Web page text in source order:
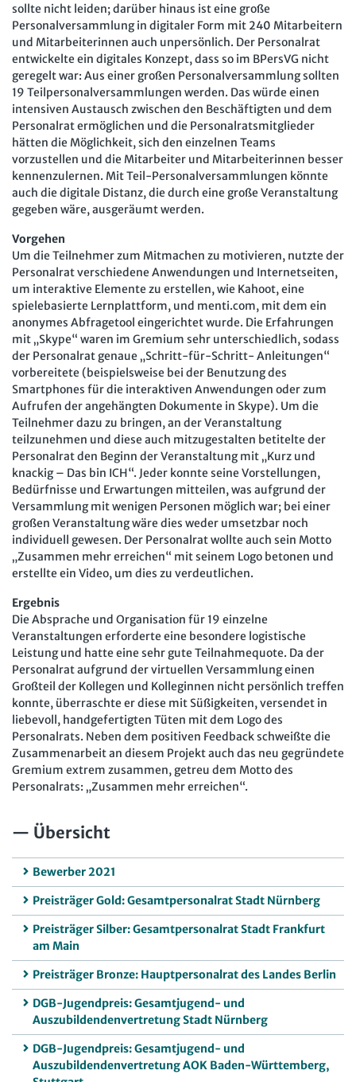
Mitbestimmung
Arbeit und Recht
Soziales Recht
Digitales Arbeits- und Sozialrecht
Soziale Sicherheit
JAV-Praxis online
Presse Interne Meldestelle Verträge kündigen
Hilfe
Datenschutz
AGB Impressum
Kontakt
Erklärung zur Barrierefreiheit
Widerruf
Widerrufsrecht
Verlag
Karriere Buchhandel
sollte nicht leiden; darüber hinaus ist eine große
Personalversammlung in digitaler Form mit 240 Mitarbeitern
und Mitarbeiterinnen auch unpersönlich. Der Personalrat
entwickelte ein digitales Konzept, dass so im BPersVG nicht
geregelt war: Aus einer großen Personalversammlung sollten
19 Teilpersonalversammlungen werden. Das würde einen
intensiven Austausch zwischen den Beschäftigten und dem
Personalrat ermöglichen und die Personalratsmitglieder
hätten die Möglichkeit, sich den einzelnen Teams
vorzustellen und die Mitarbeiter und Mitarbeiterinnen besser
kennenzulernen. Mit Teil-Personalversammlungen könnte
auch die digitale Distanz, die durch eine große Veranstaltung
gegeben wäre, ausgeräumt werden.
Vorgehen
Um die Teilnehmer zum Mitmachen zu motivieren, nutzte der
Personalrat verschiedene Anwendungen und Internetseiten,
um interaktive Elemente zu erstellen, wie Kahoot, eine
spielebasierte Lernplattform, und menti.com, mit dem ein
anonymes Abfragetool eingerichtet wurde. Die Erfahrungen
mit „Skype“ waren im Gremium sehr unterschiedlich, sodass
der Personalrat genaue „Schritt-für-Schritt- Anleitungen“
vorbereitete (beispielsweise bei der Benutzung des
Smartphones für die interaktiven Anwendungen oder zum
Aufrufen der angehängten Dokumente in Skype). Um die
Teilnehmer dazu zu bringen, an der Veranstaltung
teilzunehmen und diese auch mitzugestalten betitelte der
Personalrat den Beginn der Veranstaltung mit „Kurz und
knackig – Das bin ICH“. Jeder konnte seine Vorstellungen,
Bedürfnisse und Erwartungen mitteilen, was aufgrund der
Versammlung mit wenigen Personen möglich war; bei einer
großen Veranstaltung wäre dies weder umsetzbar noch
individuell gewesen. Der Personalrat wollte auch sein Motto
„Zusammen mehr erreichen“ mit seinem Logo betonen und
erstellte ein Video, um dies zu verdeutlichen.
Ergebnis
Die Absprache und Organisation für 19 einzelne
Veranstaltungen erforderte eine besondere logistische
Leistung und hatte eine sehr gute Teilnahmequote. Da der
Personalrat aufgrund der virtuellen Versammlung einen
Großteil der Kollegen und Kolleginnen nicht persönlich treffen
konnte, überraschte er diese mit Süßigkeiten, versendet in
liebevoll, handgefertigten Tüten mit dem Logo des
Personalrats. Neben dem positiven Feedback schweißte die
Zusammenarbeit an diesem Projekt auch das neu gegründete
Gremium extrem zusammen, getreu dem Motto des
Personalrats: „Zusammen mehr erreichen“.
Übersicht
Bewerber 2021
Preisträger Gold: Gesamtpersonalrat Stadt Nürnberg
Preisträger Silber: Gesamtpersonalrat Stadt Frankfurt
am Main
Preisträger Bronze: Hauptpersonalrat des Landes Berlin
DGB-Jugendpreis: Gesamtjugend- und
Auszubildendenvertretung Stadt Nürnberg
DGB-Jugendpreis: Gesamtjugend- und
Auszubildendenvertretung AOK Baden-Württemberg,